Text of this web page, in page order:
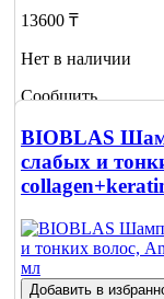
13600 ₸
Нет в наличии
Сообщить
BIOBLAS
слабых и
Добавить в